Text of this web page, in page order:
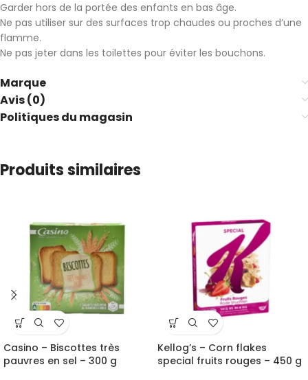
Garder hors de la portée des enfants en bas âge.
Ne pas utiliser sur des surfaces trop chaudes ou proches d’une
flamme.
Ne pas jeter dans les toilettes pour éviter les bouchons.
Marque
Avis (0)
Politiques du magasin
Produits similaires
Casino – Biscottes très
pauvres en sel – 300 g
Kellog’s – Corn flakes
special fruits rouges – 450 g